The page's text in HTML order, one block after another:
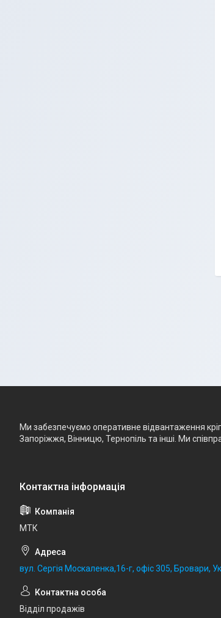
Ми забезпечуємо оперативне відвантаження
Запоріжжя, Вінницю, Тернопіль та інші. Ми
МТК
вул. Сергія Москаленка,16-г, офіс 305, Бровари,
Відділ продажів